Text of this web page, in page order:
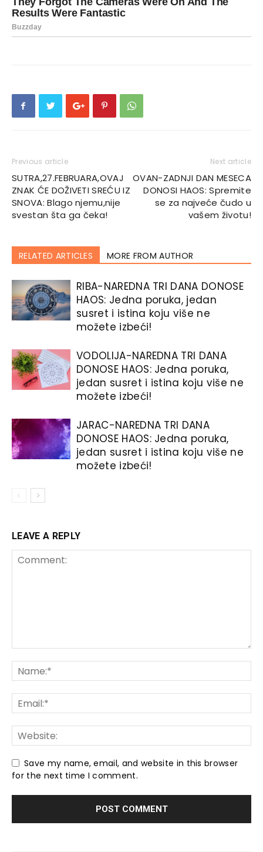
Previous article
SUTRA,27.FEBRUARA,OVAJ
ZNAK ĆE DOŽIVETI SREĆU IZ
SNOVA: Blago njemu,nije
svestan šta ga čeka!
Next article
OVAN-ZADNJI DAN MESECA
DONOSI HAOS: Spremite
se za najveće čudo u
vašem životu!
RELATED ARTICLES MORE FROM AUTHOR
RIBA-NAREDNA TRI DANA DONOSE
HAOS: Jedna poruka, jedan
susret i istina koju više ne
možete izbeći!
VODOLIJA-NAREDNA TRI DANA
DONOSE HAOS: Jedna poruka,
jedan susret i istina koju više ne
možete izbeći!
JARAC-NAREDNA TRI DANA
DONOSE HAOS: Jedna poruka,
jedan susret i istina koju više ne
možete izbeći!
LEAVE A REPLY
Save my name, email, and website in this browser
for the next time I comment.